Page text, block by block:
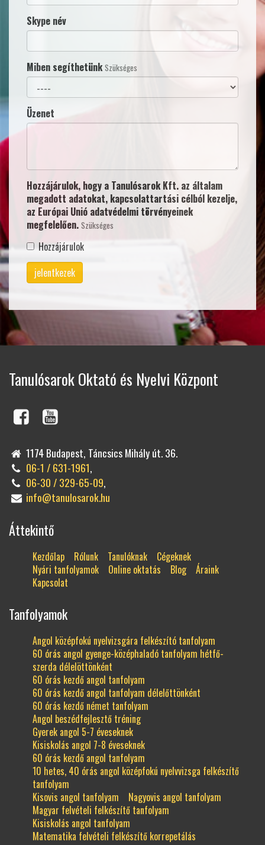
Skype név
Miben segíthetünkSzükséges
Üzenet
Hozzájárulok, hogy a Tanulósarok Kft. az általam
megadott adatokat, kapcsolattartási célból kezelje,
az Európai Unió adatvédelmi törvényeinek
megfelelően.Szükséges
Hozzájárulok
Tanulósarok Oktató és Nyelvi Központ
1174 Budapest, Táncsics Mihály út. 36.
06-1 / 631-1961,
06-30 / 329-65-09,
info@tanulosarok.hu
Áttekintő
Kezdőlap Rólunk Tanulóknak
Cégeknek
Nyári tanfolyamok
Online oktatás Blog
Áraink
Kapcsolat
Tanfolyamok
Angol középfokú nyelvizsgára felkészító tanfolyam
60 órás angol gyenge-középhaladó tanfolyam hétfő-
szerda délelöttönként
60 órás kezdő angol tanfolyam
60 órás kezdő angol tanfolyam délelőttönként
60 órás kezdő német tanfolyam
Angol beszédfejlesztő tréning
Gyerek angol 5-7 éveseknek
Kisiskolás angol 7-8 éveseknek
60 órás kezdő angol tanfolyam
10 hetes, 40 órás angol középfokú nyelvvizsga felkészítő
tanfolyam
Kisovis angol tanfolyam
Nagyovis angol tanfolyam
Magyar felvételi felkészítő tanfolyam
Kisiskolás angol tanfolyam
Matematika felvételi felkészítő korrepetálás